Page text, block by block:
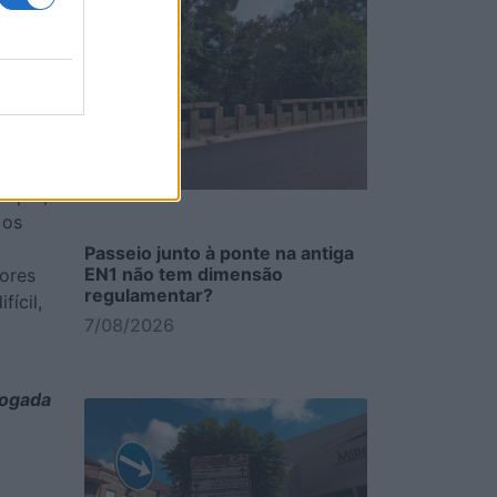
Passeio junto à ponte na antiga
EN1 não tem dimensão
regulamentar?
7/08/2026